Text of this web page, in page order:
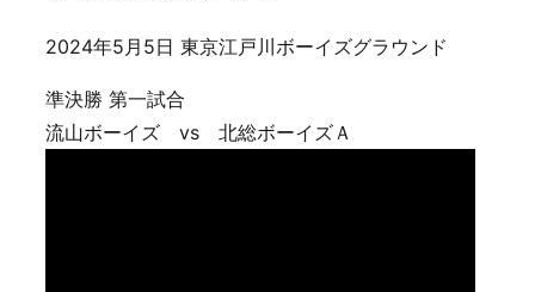
2024年5月5日 東京江戸川ボーイズグラウンド
準決勝 第一試合
流山ボーイズ vs 北総ボーイズＡ